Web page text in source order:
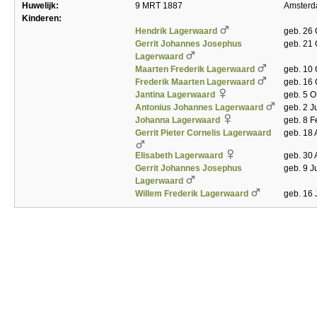
Huwelijk:
9 MRT 1887
Kinderen:
Hendrik Lagerwaard
geb. 26
Gerrit Johannes Josephus
Lagerwaard
geb. 21
Maarten Frederik Lagerwaard
geb. 10
Frederik Maarten Lagerwaard
geb. 16
Jantina Lagerwaard
geb. 5
Antonius Johannes Lagerwaard
geb. 2
Johanna Lagerwaard
geb. 8
Gerrit Pieter Cornelis Lagerwaard
geb. 18
Elisabeth Lagerwaard
geb. 30
Gerrit Johannes Josephus
Lagerwaard
geb. 9
Willem Frederik Lagerwaard geb. 16